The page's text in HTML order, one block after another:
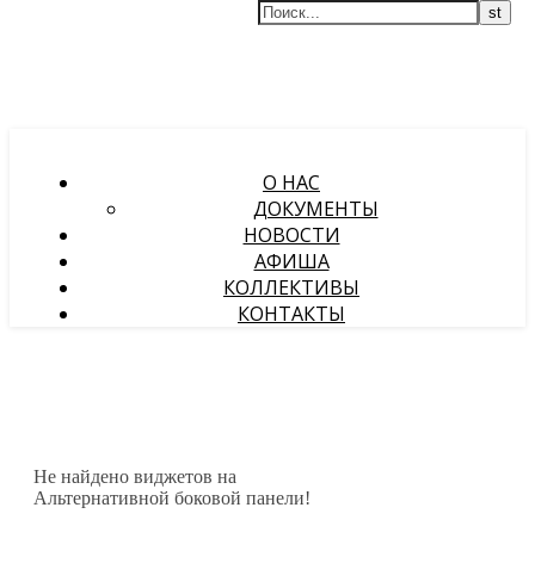
О НАС
ДОКУМЕНТЫ
НОВОСТИ
АФИША
КОЛЛЕКТИВЫ
КОНТАКТЫ
Не найдено виджетов на
Альтернативной боковой панели!